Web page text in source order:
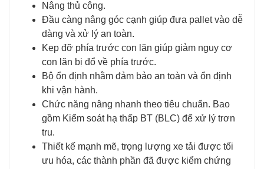
Nâng thủ công.
Đầu càng nâng góc cạnh giúp đưa pallet vào dễ
dàng và xử lý an toàn.
Kẹp đỡ phía trước con lăn giúp giảm nguy cơ
con lăn bị đổ về phía trước.
Bộ ổn định nhằm đảm bảo an toàn và ổn định
khi vận hành.
Chức năng nâng nhanh theo tiêu chuẩn. Bao
gồm Kiểm soát hạ thấp BT (BLC) để xử lý trơn
tru.
Thiết kế mạnh mẽ, trọng lượng xe tải được tối
ưu hóa, các thành phần đã được kiểm chứng